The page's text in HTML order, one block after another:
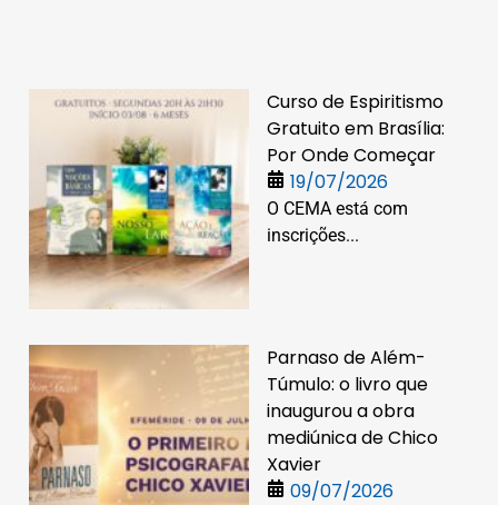
Curso de Espiritismo
Gratuito em Brasília:
Por Onde Começar
19/07/2026
O CEMA está com
inscrições...
Parnaso de Além-
Túmulo: o livro que
inaugurou a obra
mediúnica de Chico
Xavier
09/07/2026